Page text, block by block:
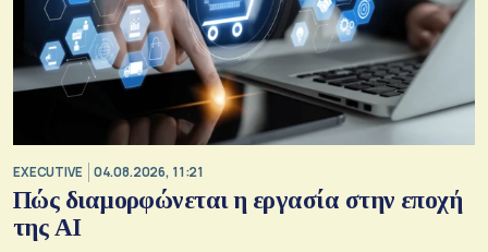
EXECUTIVE 04.08.2026, 11:21
Πώς διαμορφώνεται η εργασία στην εποχή
της AI